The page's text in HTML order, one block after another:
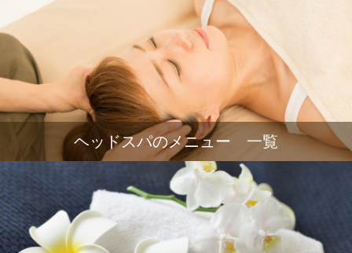
ヘッドスパのメニュー 一覧